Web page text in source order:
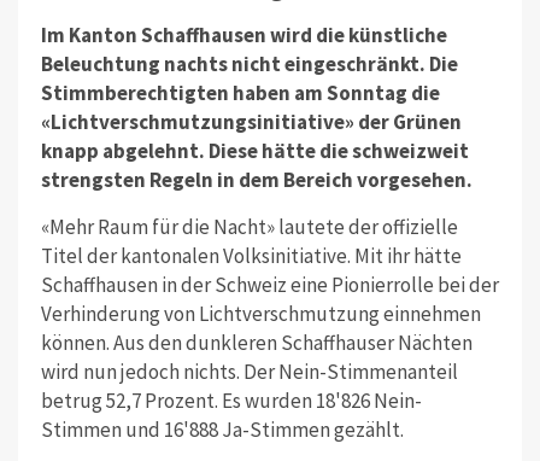
Im Kanton Schaffhausen wird die künstliche
Beleuchtung nachts nicht eingeschränkt. Die
Stimmberechtigten haben am Sonntag die
«Lichtverschmutzungsinitiative» der Grünen
knapp abgelehnt. Diese hätte die schweizweit
strengsten Regeln in dem Bereich vorgesehen.
«Mehr Raum für die Nacht» lautete der offizielle
Titel der kantonalen Volksinitiative. Mit ihr hätte
Schaffhausen in der Schweiz eine Pionierrolle bei der
Verhinderung von Lichtverschmutzung einnehmen
können. Aus den dunkleren Schaffhauser Nächten
wird nun jedoch nichts. Der Nein-Stimmenanteil
betrug 52,7 Prozent. Es wurden 18'826 Nein-
Stimmen und 16'888 Ja-Stimmen gezählt.